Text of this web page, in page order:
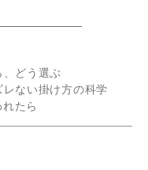
どう選ぶ
ない掛け方の科学
たら